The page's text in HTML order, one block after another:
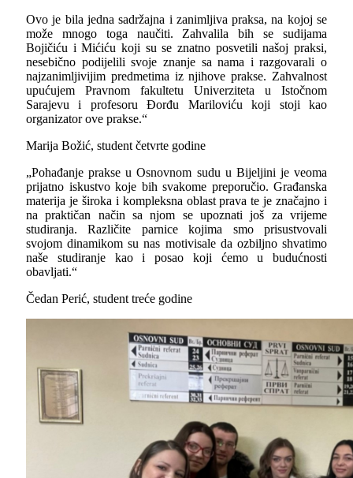
Ovo je bila jedna sadržajna i zanimljiva praksa, na kojoj se
može mnogo toga naučiti. Zahvalila bih se sudijama
Bojičiću i Mićiću koji su se znatno posvetili našoj praksi,
nesebično podijelili svoje znanje sa nama i razgovarali o
najzanimljivijim predmetima iz njihove prakse. Zahvalnost
upućujem Pravnom fakultetu Univerziteta u Istočnom
Sarajevu i profesoru Đorđu Mariloviću koji stoji kao
organizator ove prakse.“
Marija Božić, student četvrte godine
„Pohađanje prakse u Osnovnom sudu u Bijeljini je veoma
prijatno iskustvo koje bih svakome preporučio. Građanska
materija je široka i kompleksna oblast prava te je značajno i
na praktičan način sa njom se upoznati još za vrijeme
studiranja. Različite parnice kojima smo prisustvovali
svojom dinamikom su nas motivisale da ozbiljno shvatimo
naše studiranje kao i posao koji ćemo u budućnosti
obavljati.“
Čedan Perić, student treće godine